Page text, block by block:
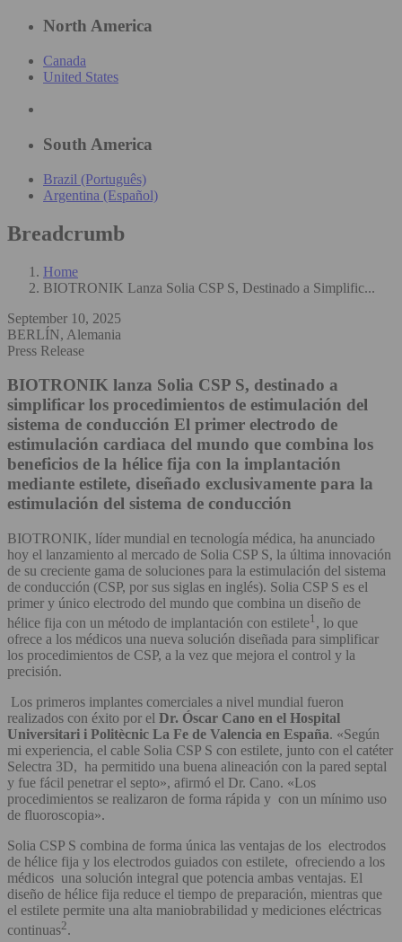
North America
Canada
United States
South America
Brazil (Português)
Argentina (Español)
Breadcrumb
Home
BIOTRONIK Lanza Solia CSP S, Destinado a Simplific...
September 10, 2025
BERLÍN, Alemania
Press Release
BIOTRONIK lanza Solia CSP S, destinado a
simplificar los procedimientos de estimulación del
sistema de conducción El primer electrodo de
estimulación cardiaca del mundo que combina los
beneficios de la hélice fija con la implantación
mediante estilete, diseñado exclusivamente para la
estimulación del sistema de conducción
BIOTRONIK, líder mundial en tecnología médica, ha anunciado
hoy el lanzamiento al mercado de Solia CSP S, la última innovación
de su creciente gama de soluciones para la estimulación del sistema
de conducción (CSP, por sus siglas en inglés). Solia CSP S es el
primer y único electrodo del mundo que combina un diseño de
hélice fija con un método de implantación con estilete1 , lo que
ofrece a los médicos una nueva solución diseñada para simplificar
los procedimientos de CSP, a la vez que mejora el control y la
precisión.
Los primeros implantes comerciales a nivel mundial fueron
realizados con éxito por el Dr. Óscar Cano en el Hospital
Universitari i Politècnic La Fe de Valencia en España. «Según
mi experiencia, el cable Solia CSP S con estilete, junto con el catéter
Selectra 3D, ha permitido una buena alineación con la pared septal
y fue fácil penetrar el septo», afirmó el Dr. Cano. «Los
procedimientos se realizaron de forma rápida y con un mínimo uso
de fluoroscopia».
Solia CSP S combina de forma única las ventajas de los electrodos
de hélice fija y los electrodos guiados con estilete, ofreciendo a los
médicos una solución integral que potencia ambas ventajas. El
diseño de hélice fija reduce el tiempo de preparación, mientras que
el estilete permite una alta maniobrabilidad y mediciones eléctricas
continuas2.